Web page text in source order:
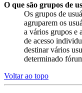
O que são grupos de
Os grupos de
agruparem os
a vários grupos e
de acesso
destinar vários
determinado
Voltar ao topo